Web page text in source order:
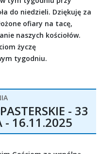
do niedzieli. Dziękuję za
ofiary na tacę,
naszych kościołów.
życzę
tygodniu.
- 33
- 16.11.2025